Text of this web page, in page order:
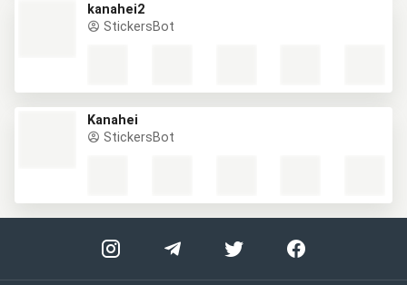
kanahei2
StickersBot
Kanahei
StickersBot